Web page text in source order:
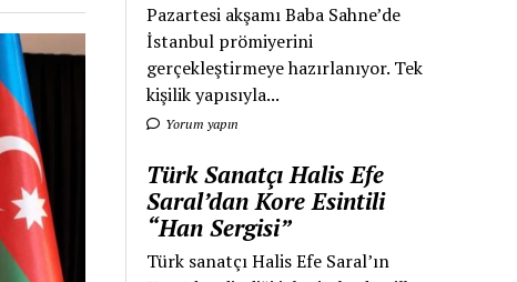
Pazartesi akşamı Baba Sahne’de
İstanbul prömiyerini
gerçekleştirmeye hazırlanıyor. Tek
kişilik yapısıyla...
Yorum yapın
Türk Sanatçı Halis Efe
Saral’dan Kore Esintili
“Han Sergisi”
Türk sanatçı Halis Efe Saral’ın